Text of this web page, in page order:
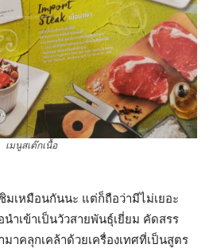
เมนูสเต๊กเนื้อ
มเหมือนกันนะ แต่ก็ถือว่ามีไม่เยอะ
ำเข้าเป็นวัวสายพันธุ์เยี่ยม คัดสรร
าคลุกเคล้าด้วยเครื่องเทศที่เป็นสูตร